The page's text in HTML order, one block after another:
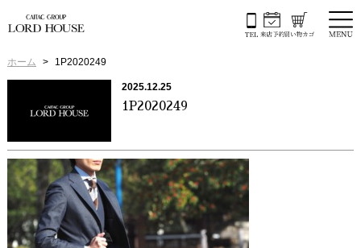
ホーム 1P2020249
2025.12.25
1P2020249